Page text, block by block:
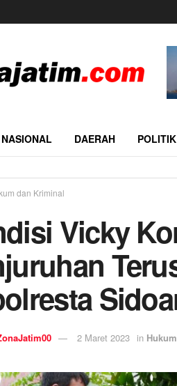
NASIONAL DAERAH POLITIK
dan Kriminal
Vicky
2 Maret 2023 in